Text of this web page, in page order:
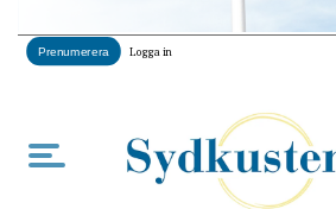
Prenumerera Logga in